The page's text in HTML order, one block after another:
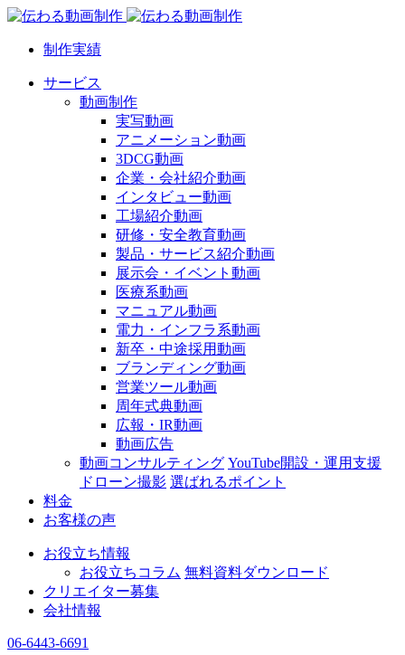
制作実績
サービス
動画制作
実写動画
アニメーション動画
3DCG動画
企業・会社紹介動画
インタビュー動画
工場紹介動画
研修・安全教育動画
製品・サービス紹介動画
展示会・イベント動画
医療系動画
マニュアル動画
電力・インフラ系動画
新卒・中途採用動画
ブランディング動画
営業ツール動画
周年式典動画
広報・IR動画
動画広告
動画コンサルティング YouTube開設・運用支援
ドローン撮影 選ばれるポイント
料金
お客様の声
お役立ち情報
お役立ちコラム 無料資料ダウンロード
クリエイター募集
会社情報
06-6443-6691